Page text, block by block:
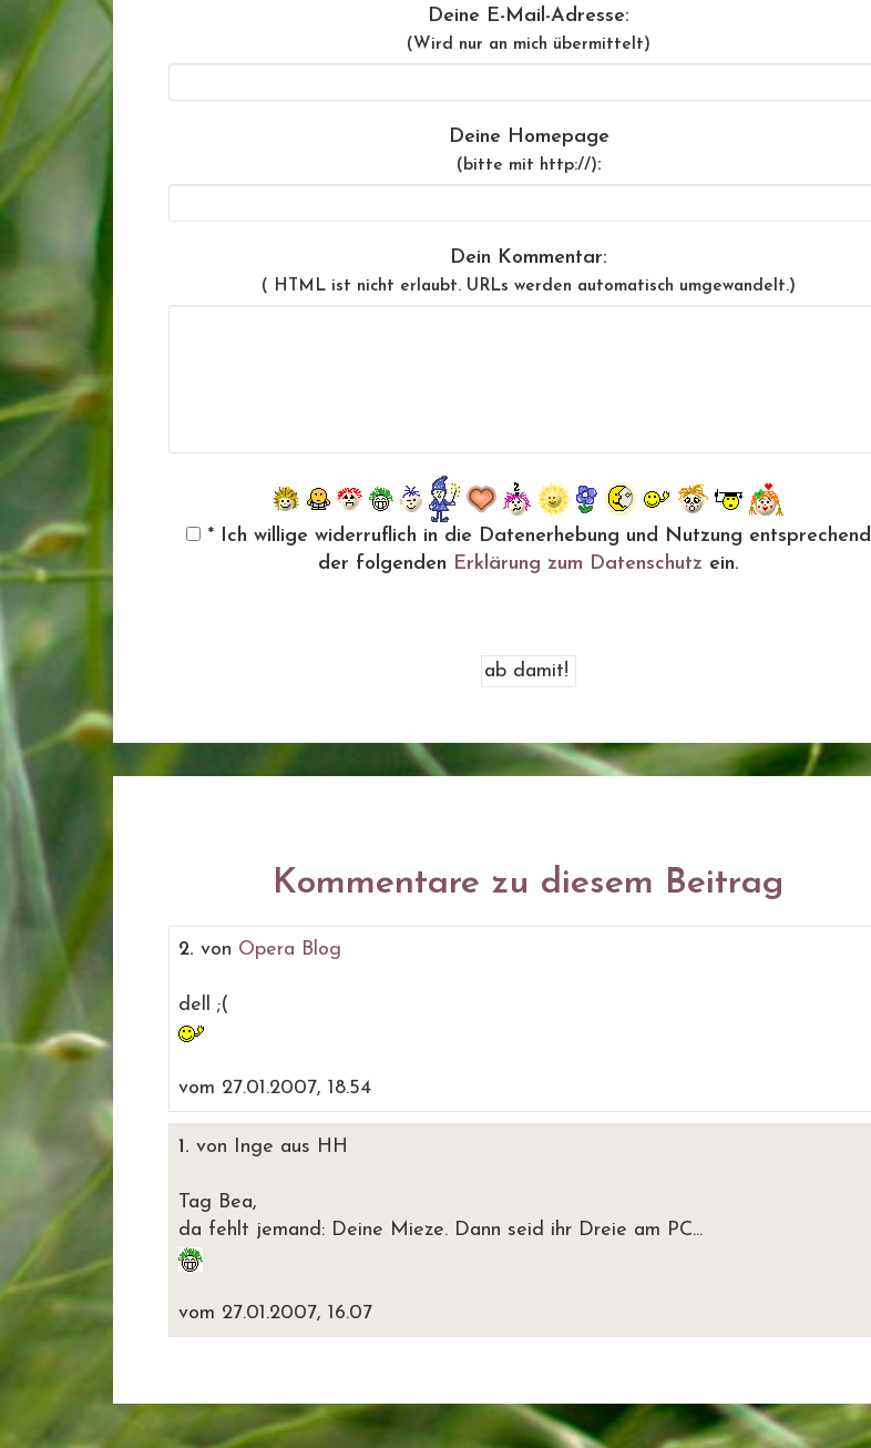
Deine E-Mail-Adresse:
(Wird nur an mich übermittelt)
Deine Homepage
(bitte mit http://):
Dein Kommentar:
( HTML ist nicht erlaubt. URLs werden automatisch umgewandelt.)
* Ich willige widerruflich in die Datenerhebung und Nutzung entsprechend
der folgenden Erklärung zum Datenschutz ein.
Kommentare zu diesem Beitrag
2. von Opera Blog
dell ;(
vom 27.01.2007, 18.54
1. von Inge aus HH
Tag Bea,
da fehlt jemand: Deine Mieze. Dann seid ihr Dreie am PC...
vom 27.01.2007, 16.07